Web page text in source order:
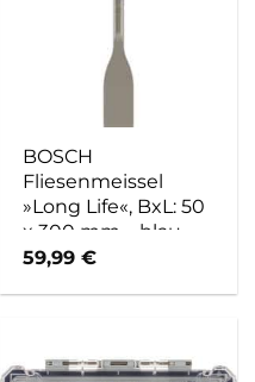
BOSCH
Fliesenmeissel
»Long Life«, BxL: 50
x 300 mm – blau
59,99€